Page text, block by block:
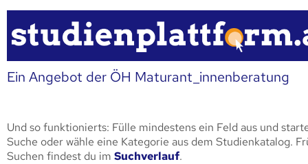
Ein Angebot der ÖH Maturant_innenberatung
Und so funktionierts: Fülle mindestens ein Feld aus und
Suche oder wähle eine Kategorie aus dem Studienkatalog.
Suchen findest du im Suchverlauf.